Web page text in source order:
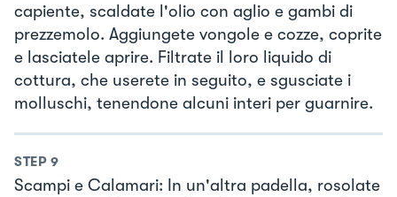
capiente, scaldate l'olio con aglio e gambi di
prezzemolo. Aggiungete vongole e cozze, coprite
e lasciatele aprire. Filtrate il loro liquido di
cottura, che userete in seguito, e sgusciate i
molluschi, tenendone alcuni interi per guarnire.
STEP 9
Scampi e Calamari: In un'altra padella, rosolate